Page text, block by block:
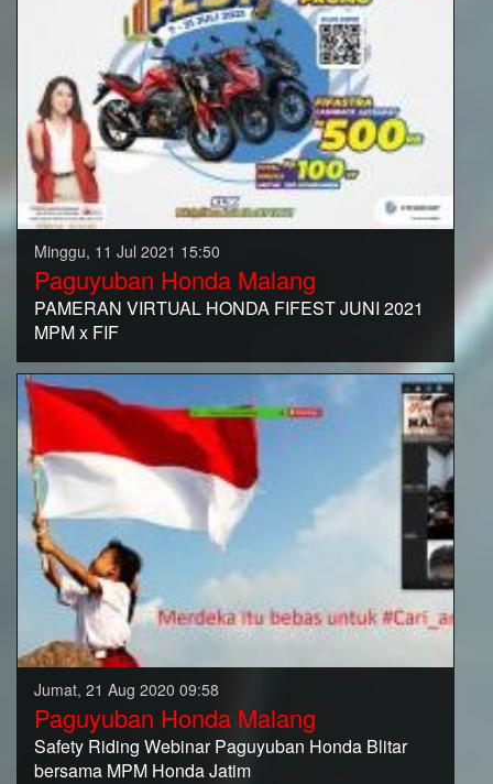
Minggu, 11 Jul 2021 15:50
Paguyuban Honda Malang
PAMERAN VIRTUAL HONDA FIFEST JUNI 2021
MPM x FIF
Jumat, 21 Aug 2020 09:58
Paguyuban Honda Malang
Safety Riding Webinar Paguyuban Honda Blitar
bersama MPM Honda Jatim